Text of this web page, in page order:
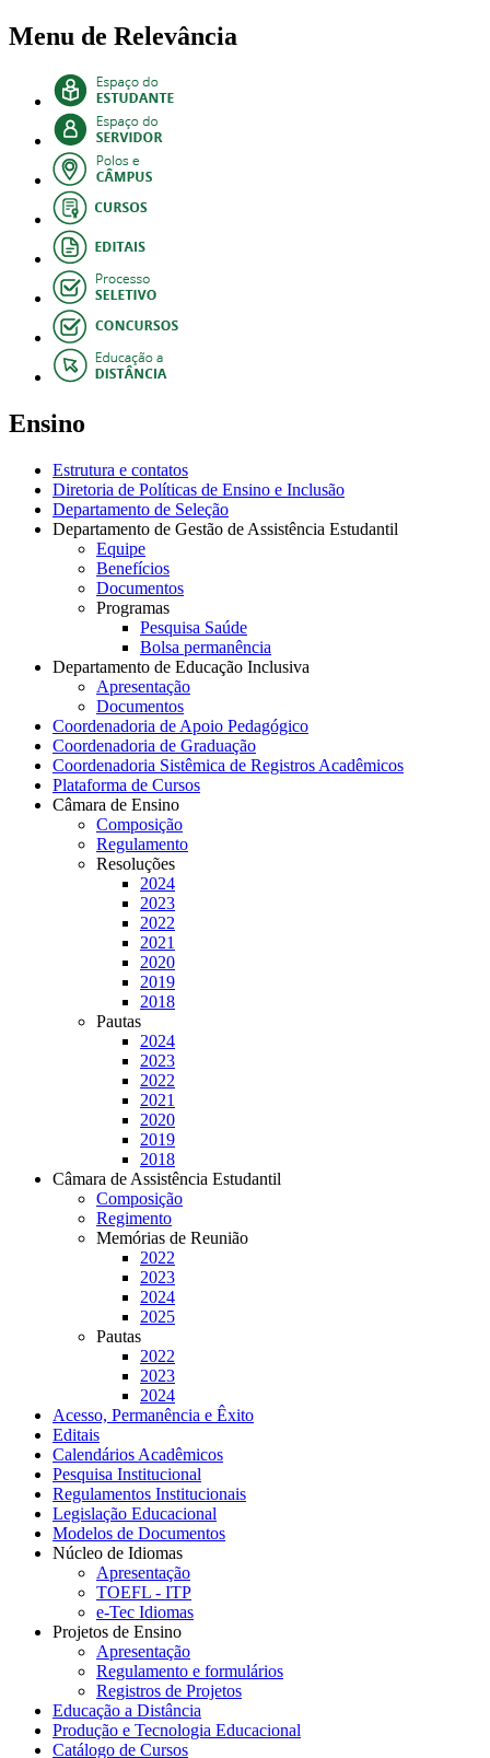
Menu de Relevância
Ensino
Estrutura e contatos
Diretoria de Políticas de Ensino e Inclusão
Departamento de Seleção
Departamento de Gestão de Assistência Estudantil
Equipe
Benefícios
Documentos
Programas
Pesquisa Saúde
Bolsa permanência
Departamento de Educação Inclusiva
Apresentação
Documentos
Coordenadoria de Apoio Pedagógico
Coordenadoria de Graduação
Coordenadoria Sistêmica de Registros Acadêmicos
Plataforma de Cursos
Câmara de Ensino
Composição
Regulamento
Resoluções
2024
2023
2022
2021
2020
2019
2018
Pautas
2024
2023
2022
2021
2020
2019
2018
Câmara de Assistência Estudantil
Composição
Regimento
Memórias de Reunião
2022
2023
2024
2025
Pautas
2022
2023
2024
Acesso, Permanência e Êxito
Editais
Calendários Acadêmicos
Pesquisa Institucional
Regulamentos Institucionais
Legislação Educacional
Modelos de Documentos
Núcleo de Idiomas
Apresentação
TOEFL - ITP
e-Tec Idiomas
Projetos de Ensino
Apresentação
Regulamento e formulários
Registros de Projetos
Educação a Distância
Produção e Tecnologia Educacional
Catálogo de Cursos